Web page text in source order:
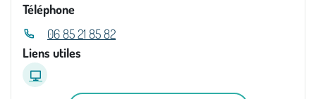
Téléphone
06 85 21 85 82
Liens utiles